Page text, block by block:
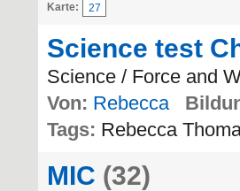
Karte: 27
Science test
Science / Force and
Von: Rebecca
Tags: Rebecca
MIC (32)